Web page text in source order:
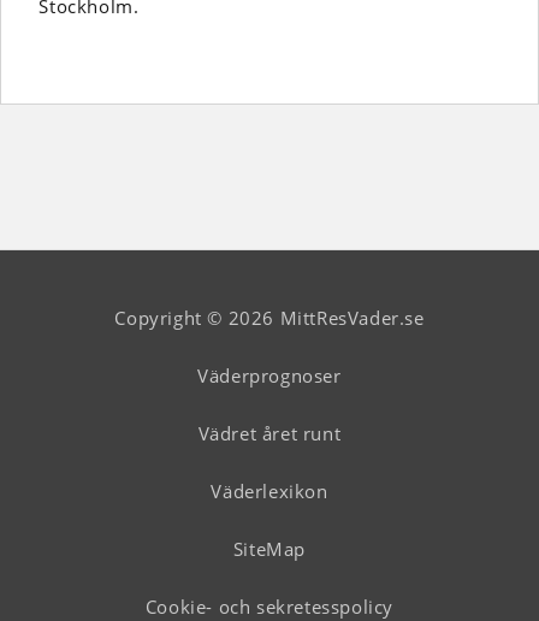
Stockholm.
Copyright © 2026 MittResVader.se
Väderprognoser
Vädret året runt
Väderlexikon
SiteMap
Cookie- och sekretesspolicy